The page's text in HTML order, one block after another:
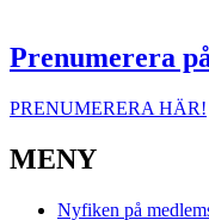
Prenumerera
PRENUMERERA HÄR!
MENY
Nyfiken på